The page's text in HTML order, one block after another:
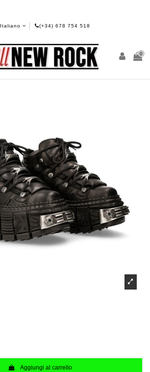
Italiano (+34) 678 754 518
0
Aggiungi al carrello